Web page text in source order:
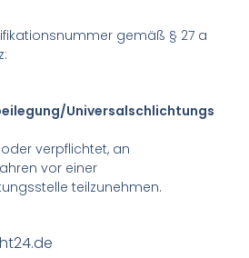
gemäß § 27 a
Universalschlichtungs
verpflichtet, an
vor einer
teilzunehmen.